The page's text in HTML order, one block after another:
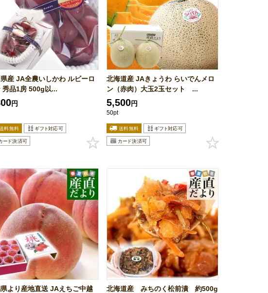
産 JA全農いしかわ ルビーロ
秀品1房 500g以...
円
北海道産 JAきょうわ らいでんメロ
ン（赤肉）大玉2玉セット ...
5,500円
50pt
より産地直送 JAえちご中越
北海道産 みちのく松前漬 約500g